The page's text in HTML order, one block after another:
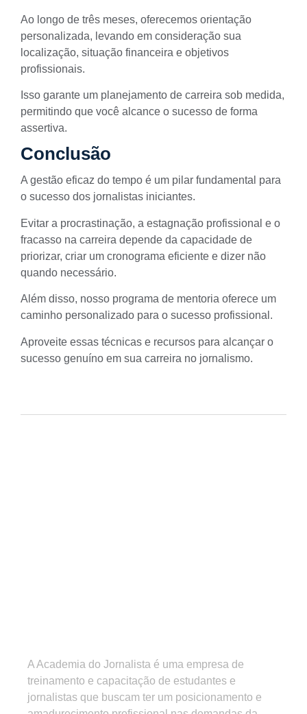
Ao longo de três meses, oferecemos orientação
personalizada, levando em consideração sua
localização, situação financeira e objetivos
profissionais.
Isso garante um planejamento de carreira sob medida,
permitindo que você alcance o sucesso de forma
assertiva.
Conclusão
A gestão eficaz do tempo é um pilar fundamental para
o sucesso dos jornalistas iniciantes.
Evitar a procrastinação, a estagnação profissional e o
fracasso na carreira depende da capacidade de
priorizar, criar um cronograma eficiente e dizer não
quando necessário.
Além disso, nosso programa de mentoria oferece um
caminho personalizado para o sucesso profissional.
Aproveite essas técnicas e recursos para alcançar o
sucesso genuíno em sua carreira no jornalismo.
A Academia do Jornalista é uma empresa de
treinamento e capacitação de estudantes e
jornalistas que buscam ter um posicionamento e